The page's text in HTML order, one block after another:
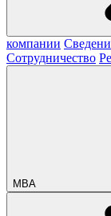
компании
Сотрудничество
МВА